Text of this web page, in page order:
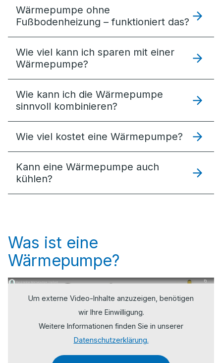
Wärmepumpe ohne
Fußbodenheizung – funktioniert das?
Wie viel kann ich sparen mit einer
Wärmepumpe?
Wie kann ich die Wärmepumpe
sinnvoll kombinieren?
Wie viel kostet eine Wärmepumpe?
Kann eine Wärmepumpe auch
kühlen?
Was ist eine
Wärmepumpe?
Um externe Video-Inhalte anzuzeigen, benötigen
wir Ihre Einwilligung.
Weitere Informationen finden Sie in unserer
Datenschutzerklärung.